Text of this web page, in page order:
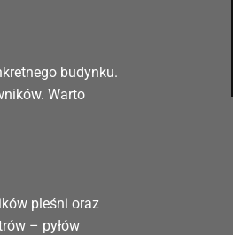
budynku.
Warto
pleśni oraz
– pyłów